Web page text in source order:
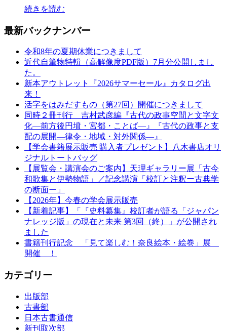
続きを読む
最新バックナンバー
令和8年の夏期休業につきまして
近代自筆物特輯（高解像度PDF版）7月分公開しまし
た。
新本アウトレット『2026サマーセール』カタログ出
来！
活字をはみだすもの（第27回）開催につきまして
同時２冊刊行 吉村武彦編『古代の政事空間と文字文
化—前方後円墳・宮都・ことば—』『古代の政事と支
配の展開—律令・地域・対外関係—』
【学会書籍展示販売 購入者プレゼント】八木書店オリ
ジナルトートバッグ
【展覧会・講演会のご案内】天理ギャラリー展「古今
和歌集と伊勢物語」／記念講演「校訂と注釈ー古典学
の断面ー」
【2026年】今春の学会展示販売
【新着記事】「『史料纂集』校訂者が語る「ジャパン
ナレッジ版」の現在と未来 第3回（終）」が公開され
ました
書籍刊行記念 「見て楽しむ！奈良絵本・絵巻」展
開催 ！
カテゴリー
出版部
古書部
日本古書通信
新刊取次部